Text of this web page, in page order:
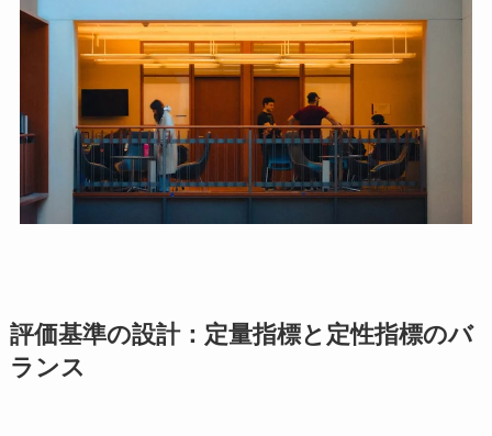
評価基準の設計：定量指標と定性指標のバ
ランス